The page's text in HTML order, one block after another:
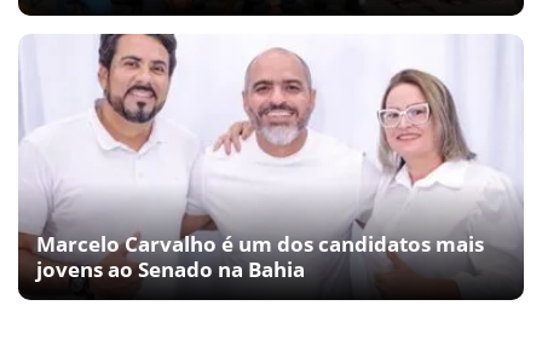
Marcelo Carvalho é um dos candidatos mais
jovens ao Senado na Bahia